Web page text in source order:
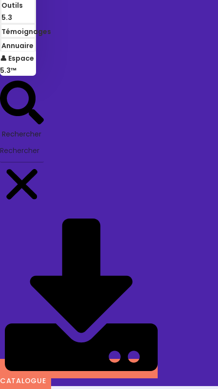
Outils
5.3
Témoignages
Annuaire
👤 Espace
5.3™
Rechercher
CATALOGUE